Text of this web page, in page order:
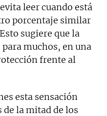
leer cuando está
porcentaje similar
sugiere que la
muchos, en una
frente al
esta sensación
de la mitad de los